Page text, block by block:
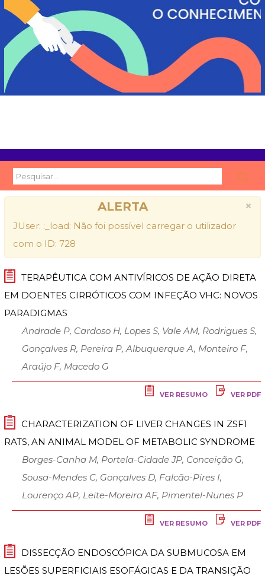
Pesquisa...
×
ALERTA
JUser: :_load: Não foi possível carregar o utilizador
com o ID: 728
TERAPÊUTICA COM ANTIVÍRICOS DE AÇÃO DIRETA
EM DOENTES CIRRÓTICOS COM INFEÇÃO VHC: NOVOS
PARADIGMAS
Andrade P, Cardoso H, Lopes S, Vale AM, Rodrigues S,
Gonçalves R, Pereira P, Albuquerque A, Monteiro F,
Araújo F, Macedo G
VER RESUMO VER PDF
CHARACTERIZATION OF LIVER CHANGES IN ZSF1
RATS, AN ANIMAL MODEL OF METABOLIC SYNDROME
Borges-Canha M, Portela-Cidade JP, Conceição G,
Sousa-Mendes C, Gonçalves D, Falcão-Pires I,
Lourenço AP, Leite-Moreira AF, Pimentel-Nunes P
VER RESUMO VER PDF
DISSECÇÃO ENDOSCÓPICA DA SUBMUCOSA EM
LESÕES SUPERFICIAIS ESOFÁGICAS E DA TRANSIÇÃO